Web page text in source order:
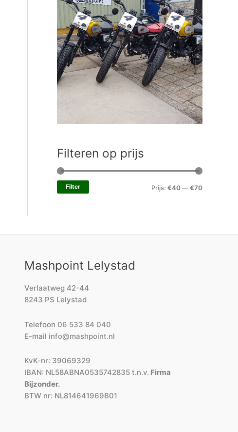
Filteren op prijs
Filter Prijs: €40—€70
Mashpoint Lelystad
Verlaatweg 42-44
8243 PS Lelystad
Telefoon 06 533 84 040
E-mail info@mashpoint.nl
KvK-nr: 39069329
IBAN: NL58ABNA0535742835 t.n.v. Firma
Bijzonder.
BTW nr: NL814641969B01